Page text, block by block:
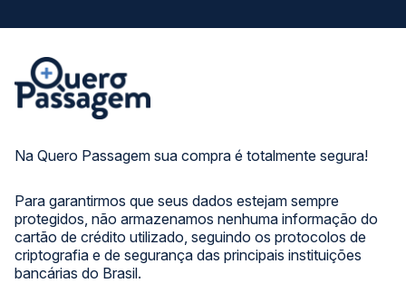
Na Quero Passagem sua compra é totalmente segura!
Para garantirmos que seus dados estejam sempre
protegidos, não armazenamos nenhuma informação do
cartão de crédito utilizado, seguindo os protocolos de
criptografia e de segurança das principais instituições
bancárias do Brasil.